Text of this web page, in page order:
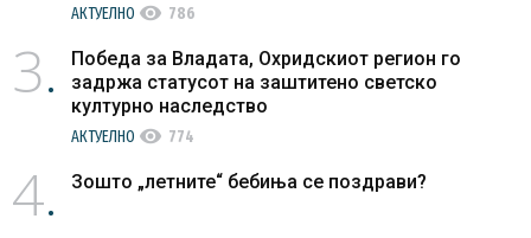
АКТУЕЛНО visibility 786
3
Победа за Владата, Охридскиот регион го
задржа статусот на заштитено светско
културно наследство
АКТУЕЛНО visibility 774
4 Зошто „летните“ бебиња се поздрави?